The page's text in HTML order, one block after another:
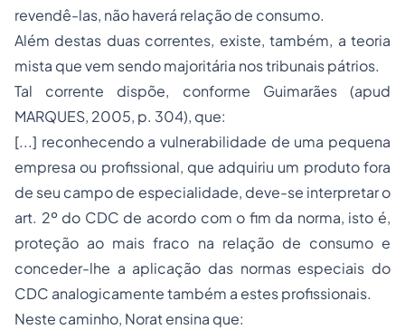
revendê-las, não haverá relação de consumo.
Além destas duas correntes, existe, também, a teoria
mista que vem sendo majoritária nos tribunais pátrios.
Tal corrente dispõe, conforme Guimarães (apud
MARQUES, 2005, p. 304), que:
[...] reconhecendo a vulnerabilidade de uma pequena
empresa ou profissional, que adquiriu um produto fora
de seu campo de especialidade, deve-se interpretar o
art. 2º do CDC de acordo com o fim da norma, isto é,
proteção ao mais fraco na relação de consumo e
conceder-lhe a aplicação das normas especiais do
CDC analogicamente também a estes profissionais.
Neste caminho, Norat ensina que: